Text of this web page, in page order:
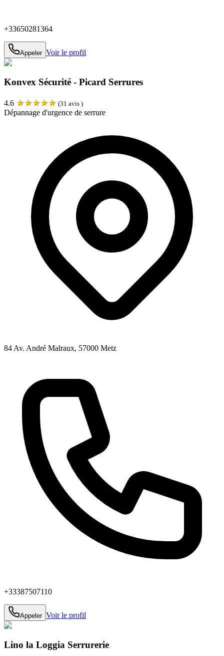
+33650281364
Appeler Voir le profil
Konvex Sécurité - Picard Serrures
4.6 ★★★★★ (31 avis )
Dépannage d'urgence de serrure
84 Av. André Malraux, 57000 Metz
+33387507110
Appeler Voir le profil
Lino la Loggia Serrurerie